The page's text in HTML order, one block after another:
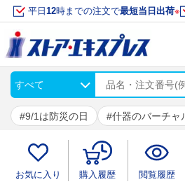
平日 12時までの注文で最短当日出荷※
9/1は防災の日 什器のバーチャ
お気に入り 購入履歴 閲覧履歴